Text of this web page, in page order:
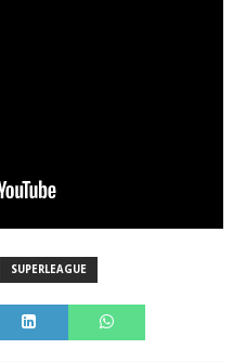
SUPERLEAGUE